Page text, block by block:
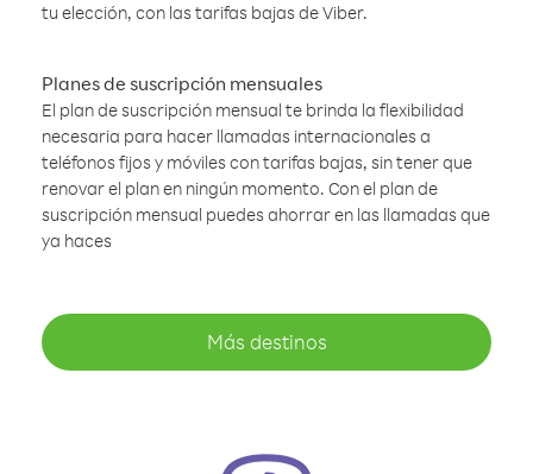
tu elección, con las tarifas bajas de Viber.
Planes de suscripción mensuales
El plan de suscripción mensual te brinda la flexibilidad
necesaria para hacer llamadas internacionales a
teléfonos fijos y móviles con tarifas bajas, sin tener que
renovar el plan en ningún momento. Con el plan de
suscripción mensual puedes ahorrar en las llamadas que
ya haces
Más destinos